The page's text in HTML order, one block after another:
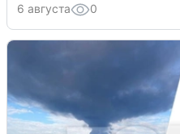
6 августа 0